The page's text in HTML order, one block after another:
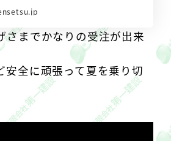
さまでかなりの受注が出来
全に頑張って夏を乗り切